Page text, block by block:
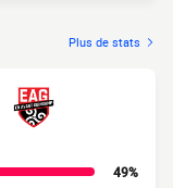
Plus de stats
49%